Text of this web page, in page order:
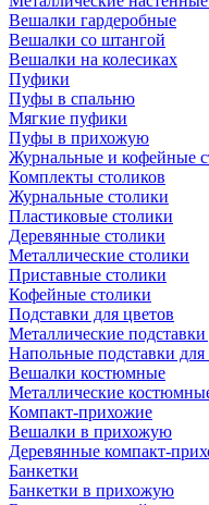
Вешалки гардеробные
Вешалки со штангой
Вешалки на колесиках
Пуфики
Пуфы в спальню
Мягкие пуфики
Пуфы в прихожую
Журнальные и кофейные
Комплекты столиков
Журнальные столики
Пластиковые столики
Деревянные столики
Металлические столики
Приставные столики
Кофейные столики
Подставки для цветов
Металлические подставки
Напольные подставки для
Вешалки костюмные
Металлические
Компакт-прихожие
Вешалки в прихожую
Деревянные компакт-
Банкетки
Банкетки в прихожую